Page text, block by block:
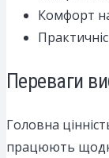
Комфорт
Переваги
Головна
працюють